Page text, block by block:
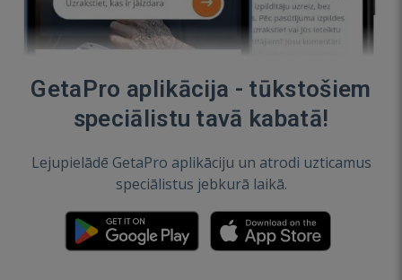
GetaPro aplikācija - tūkstošiem
speciālistu tavā kabatā!
Lejupielādē GetaPro aplikāciju un atrodi uzticamus
speciālistus jebkurā laikā.